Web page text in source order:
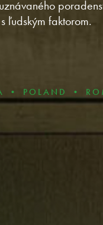
ľudským faktorom.
ROMANIA